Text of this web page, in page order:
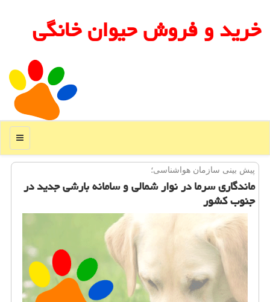
خرید و فروش حیوان خانگی
منو
پیش بینی سازمان هواشناسی؛
ماندگاری سرما در نوار شمالی و سامانه بارشی جدید در
جنوب كشور